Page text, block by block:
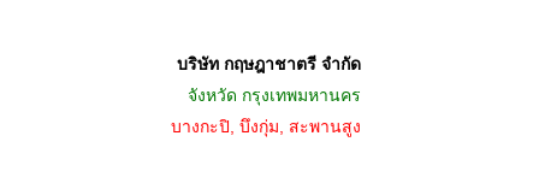
บริษัท กฤษฎาชาตรี จำกัด
จังหวัด กรุงเทพมหานคร
บางกะปิ, บึงกุ่ม, สะพานสูง